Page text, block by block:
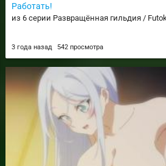
Работать!
из 6 серии Развращённая гильдия /
3 года назад 542 просмотра